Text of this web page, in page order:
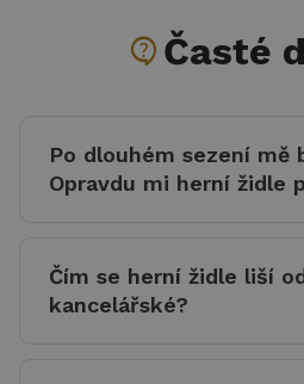
contact_supportČasté
Po dlouhém sezení mě
Opravdu mi herní židle
Čím se herní židle liší
kancelářské?